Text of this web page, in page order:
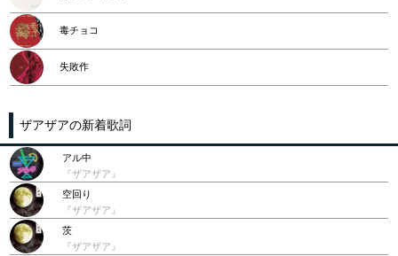
毒チョコ
失敗作
ザアザアの新着歌詞
アル中
『ザアザア』
空回り
『ザアザア』
茨
『ザアザア』